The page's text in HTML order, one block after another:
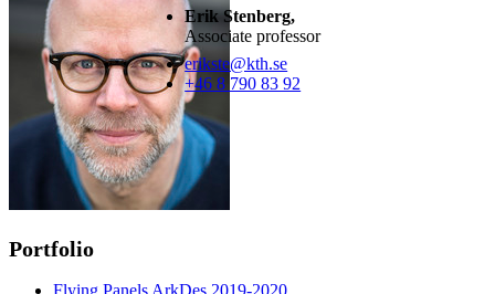
Erik Stenberg,
Associate professor
erikste@kth.se
+46 8 790 83 92
Portfolio
Flying Panels ArkDes 2019-2020